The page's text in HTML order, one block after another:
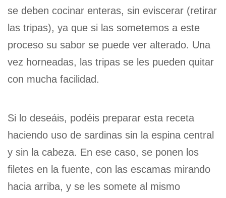
se deben cocinar enteras, sin eviscerar (retirar
las tripas), ya que si las sometemos a este
proceso su sabor se puede ver alterado. Una
vez horneadas, las tripas se les pueden quitar
con mucha facilidad.
Si lo deseáis, podéis preparar esta receta
haciendo uso de sardinas sin la espina central
y sin la cabeza. En ese caso, se ponen los
filetes en la fuente, con las escamas mirando
hacia arriba, y se les somete al mismo